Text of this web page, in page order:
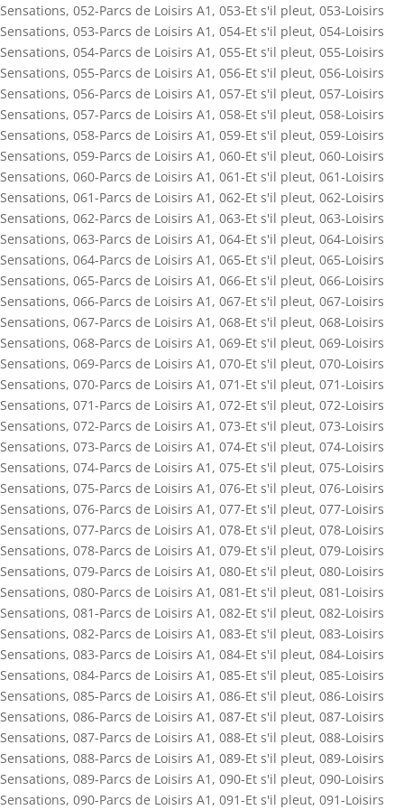
Sensations, 052-Parcs de Loisirs A1 , 053-Et s'il pleut, 053-Loisirs
Sensations, 053-Parcs de Loisirs A1 , 054-Et s'il pleut, 054-Loisirs
Sensations, 054-Parcs de Loisirs A1 , 055-Et s'il pleut, 055-Loisirs
Sensations, 055-Parcs de Loisirs A1 , 056-Et s'il pleut, 056-Loisirs
Sensations, 056-Parcs de Loisirs A1 , 057-Et s'il pleut, 057-Loisirs
Sensations, 057-Parcs de Loisirs A1 , 058-Et s'il pleut, 058-Loisirs
Sensations, 058-Parcs de Loisirs A1 , 059-Et s'il pleut, 059-Loisirs
Sensations, 059-Parcs de Loisirs A1 , 060-Et s'il pleut, 060-Loisirs
Sensations, 060-Parcs de Loisirs A1 , 061-Et s'il pleut, 061-Loisirs
Sensations, 061-Parcs de Loisirs A1 , 062-Et s'il pleut, 062-Loisirs
Sensations, 062-Parcs de Loisirs A1 , 063-Et s'il pleut, 063-Loisirs
Sensations, 063-Parcs de Loisirs A1 , 064-Et s'il pleut, 064-Loisirs
Sensations, 064-Parcs de Loisirs A1 , 065-Et s'il pleut, 065-Loisirs
Sensations, 065-Parcs de Loisirs A1 , 066-Et s'il pleut, 066-Loisirs
Sensations, 066-Parcs de Loisirs A1 , 067-Et s'il pleut, 067-Loisirs
Sensations, 067-Parcs de Loisirs A1 , 068-Et s'il pleut, 068-Loisirs
Sensations, 068-Parcs de Loisirs A1 , 069-Et s'il pleut, 069-Loisirs
Sensations, 069-Parcs de Loisirs A1 , 070-Et s'il pleut, 070-Loisirs
Sensations, 070-Parcs de Loisirs A1 , 071-Et s'il pleut, 071-Loisirs
Sensations, 071-Parcs de Loisirs A1 , 072-Et s'il pleut, 072-Loisirs
Sensations, 072-Parcs de Loisirs A1 , 073-Et s'il pleut, 073-Loisirs
Sensations, 073-Parcs de Loisirs A1 , 074-Et s'il pleut, 074-Loisirs
Sensations, 074-Parcs de Loisirs A1 , 075-Et s'il pleut, 075-Loisirs
Sensations, 075-Parcs de Loisirs A1 , 076-Et s'il pleut, 076-Loisirs
Sensations, 076-Parcs de Loisirs A1 , 077-Et s'il pleut, 077-Loisirs
Sensations, 077-Parcs de Loisirs A1 , 078-Et s'il pleut, 078-Loisirs
Sensations, 078-Parcs de Loisirs A1 , 079-Et s'il pleut, 079-Loisirs
Sensations, 079-Parcs de Loisirs A1 , 080-Et s'il pleut, 080-Loisirs
Sensations, 080-Parcs de Loisirs A1 , 081-Et s'il pleut, 081-Loisirs
Sensations, 081-Parcs de Loisirs A1 , 082-Et s'il pleut, 082-Loisirs
Sensations, 082-Parcs de Loisirs A1 , 083-Et s'il pleut, 083-Loisirs
Sensations, 083-Parcs de Loisirs A1 , 084-Et s'il pleut, 084-Loisirs
Sensations, 084-Parcs de Loisirs A1 , 085-Et s'il pleut, 085-Loisirs
Sensations, 085-Parcs de Loisirs A1 , 086-Et s'il pleut, 086-Loisirs
Sensations, 086-Parcs de Loisirs A1 , 087-Et s'il pleut, 087-Loisirs
Sensations, 087-Parcs de Loisirs A1 , 088-Et s'il pleut, 088-Loisirs
Sensations, 088-Parcs de Loisirs A1 , 089-Et s'il pleut, 089-Loisirs
Sensations, 089-Parcs de Loisirs A1 , 090-Et s'il pleut, 090-Loisirs
Sensations, 090-Parcs de Loisirs A1 , 091-Et s'il pleut, 091-Loisirs